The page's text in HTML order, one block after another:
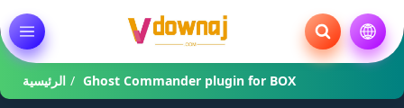
الرئيسية / Ghost Commander plugin for BOX